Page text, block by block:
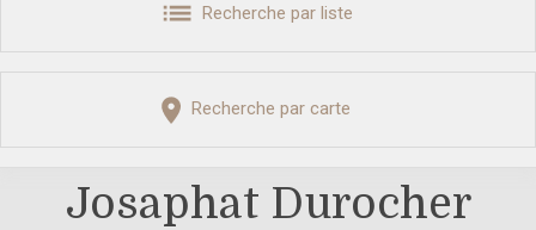
Recherche par liste
Recherche par carte
Josaphat Durocher